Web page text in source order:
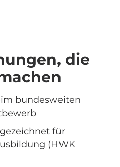
die
bundesweiten
für
(HWK